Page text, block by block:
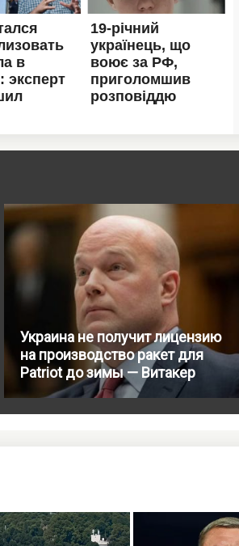
Украина не получит лицензию
на производство ракет для
Patriot до зимы — Витакер